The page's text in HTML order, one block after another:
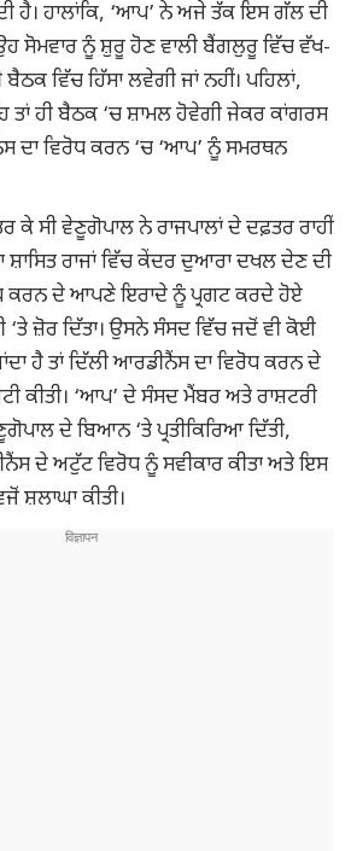
ਹੈ। ਹਾਲਾਂਕਿ, ‘ਆਪ’ ਨੇ ਅਜੇ ਤੱਕ ਇਸ ਗੱਲ ਦੀ
ਸੋਮਵਾਰ ਨੂੰ ਸ਼ੁਰੂ ਹੋਣ ਵਾਲੀ ਬੈਂਗਲੁਰੂ ਵਿੱਚ ਵੱਖ-
ਵਿੱਚ ਹਿੱਸਾ ਲਵੇਗੀ ਜਾਂ ਨਹੀਂ। ਪਹਿਲਾਂ,
ਤਾਂ ਹੀ ਬੈਠਕ ‘ਚ ਸ਼ਾਮਲ ਹੋਵੇਗੀ ਜੇਕਰ ਕਾਂਗਰਸ
ਦਾ ਵਿਰੋਧ ਕਰਨ ‘ਚ ‘ਆਪ’ ਨੂੰ ਸਮਰਥਨ
ਸੀ ਵੇਣੂਗੋਪਾਲ ਨੇ ਰਾਜਪਾਲਾਂ ਦੇ ਦਫ਼ਤਰ ਰਾਹੀਂ
ਸ਼ਾਸਿਤ ਰਾਜਾਂ ਵਿੱਚ ਕੇਂਦਰ ਦੁਆਰਾ ਦਖਲ ਦੇਣ ਦੀ
ਕਰਨ ਦੇ ਆਪਣੇ ਇਰਾਦੇ ਨੂੰ ਪ੍ਰਗਟ ਕਰਦੇ ਹੋਏ
‘ਤੇ ਜ਼ੋਰ ਦਿੱਤਾ। ਉਸਨੇ ਸੰਸਦ ਵਿੱਚ ਜਦੋਂ ਵੀ ਕੋਈ
ਹੈ ਤਾਂ ਦਿੱਲੀ ਆਰਡੀਨੈਂਸ ਦਾ ਵਿਰੋਧ ਕਰਨ ਦੇ
ਕੀਤੀ। ‘ਆਪ’ ਦੇ ਸੰਸਦ ਮੈਂਬਰ ਅਤੇ ਰਾਸ਼ਟਰੀ
ਦੇ ਬਿਆਨ ‘ਤੇ ਪ੍ਰਤੀਕਿਰਿਆ ਦਿੱਤੀ,
ਦੇ ਅਟੁੱਟ ਵਿਰੋਧ ਨੂੰ ਸਵੀਕਾਰ ਕੀਤਾ ਅਤੇ ਇਸ
ਸ਼ਲਾਘਾ ਕੀਤੀ।